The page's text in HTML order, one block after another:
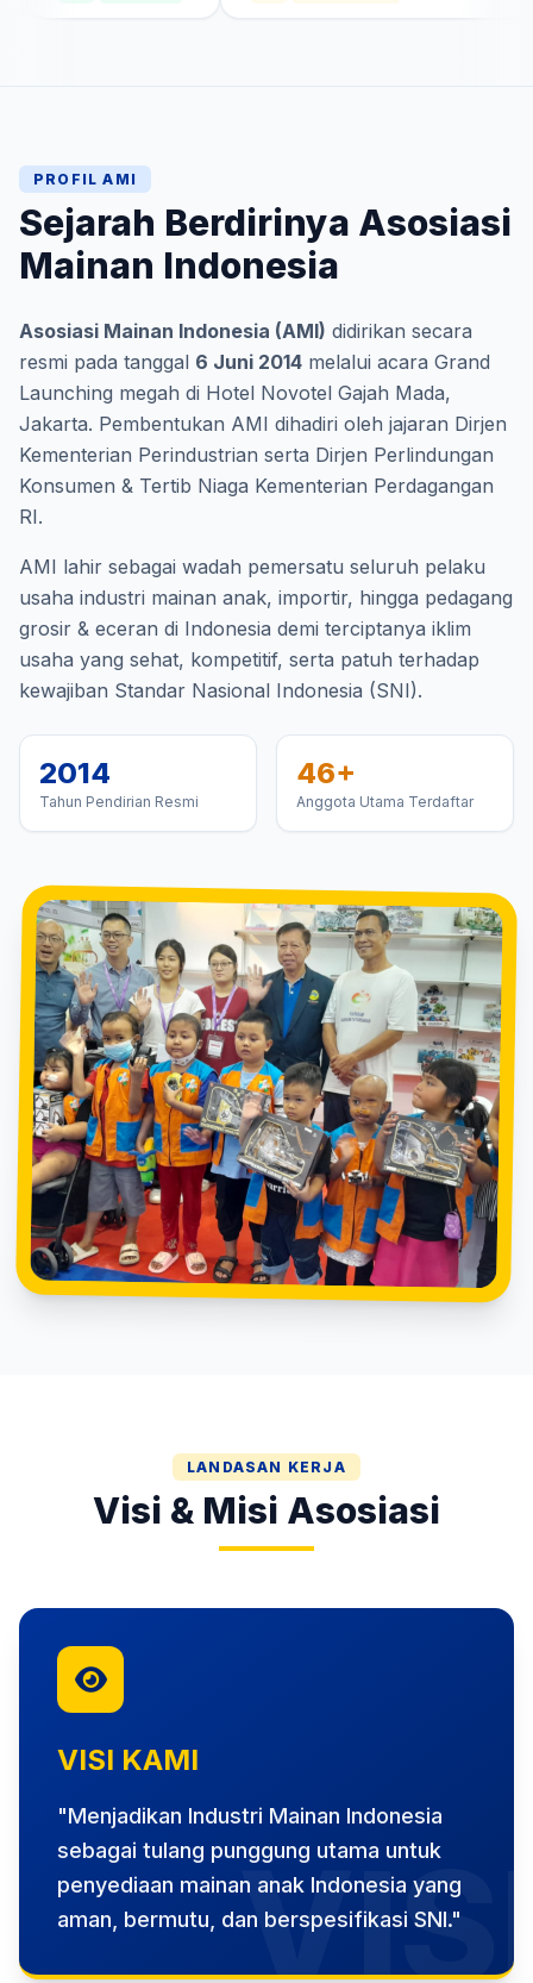
PROFIL AMI
Sejarah Berdirinya Asosiasi
Mainan Indonesia
Asosiasi Mainan Indonesia (AMI) didirikan secara
resmi pada tanggal 6 Juni 2014 melalui acara Grand
Launching megah di Hotel Novotel Gajah Mada,
Jakarta. Pembentukan AMI dihadiri oleh jajaran Dirjen
Kementerian Perindustrian serta Dirjen Perlindungan
Konsumen & Tertib Niaga Kementerian Perdagangan
RI.
AMI lahir sebagai wadah pemersatu seluruh pelaku
usaha industri mainan anak, importir, hingga pedagang
grosir & eceran di Indonesia demi terciptanya iklim
usaha yang sehat, kompetitif, serta patuh terhadap
kewajiban Standar Nasional Indonesia (SNI).
2014
Tahun Pendirian Resmi
46+
Anggota Utama Terdaftar
LANDASAN KERJA
Visi & Misi Asosiasi
VISI KAMI
"Menjadikan Industri Mainan Indonesia
sebagai tulang punggung utama untuk
penyediaan mainan anak Indonesia yang
aman, bermutu, dan berspesifikasi SNI."